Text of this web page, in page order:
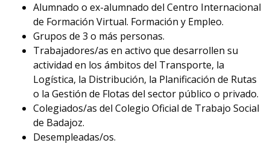
Alumnado o ex-alumnado del Centro Internacional
de Formación Virtual. Formación y Empleo.
Grupos de 3 o más personas.
Trabajadores/as en activo que desarrollen su
actividad en los ámbitos del Transporte, la
Logística, la Distribución, la Planificación de Rutas
o la Gestión de Flotas del sector público o privado.
Colegiados/as del Colegio Oficial de Trabajo Social
de Badajoz.
Desempleadas/os.